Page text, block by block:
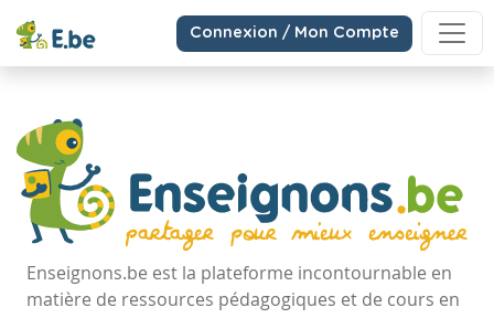
Connexion / Mon Compte
Enseignons.be est la plateforme incontournable en
matière de ressources pédagogiques et de cours en